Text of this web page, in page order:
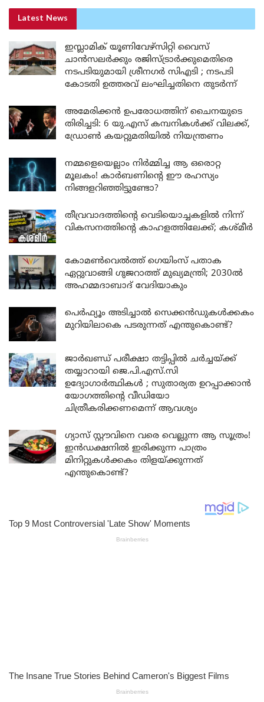
Latest News
ഇസ്ലാമിക് യൂണിവേഴ്സിറ്റി വൈസ്
ചാൻസലർക്കും രജിസ്ട്രാർക്കുമെതിരെ
നടപടിയുമായി ശ്രീനഗർ സിഎടി ; നടപടി
കോടതി ഉത്തരവ് ലംഘിച്ചതിനെ തുടർന്ന്
അമേരിക്കൻ ഉപരോധത്തിന് ചൈനയുടെ
തിരിച്ചടി: 6 യു.എസ് കമ്പനികൾക്ക് വിലക്ക്,
ഡ്രോൺ കയറ്റുമതിയിൽ നിയന്ത്രണം
നമ്മളെയെല്ലാം നിർമ്മിച്ച ആ ഒരൊറ്റ
മൂലകം! കാർബണിന്റെ ഈ രഹസ്യം
നിങ്ങളറിഞ്ഞിട്ടുണ്ടോ?
തീവ്രവാദത്തിന്റെ വെടിയൊച്ചകളിൽ നിന്ന്
വികസനത്തിന്റെ കാഹളത്തിലേക്ക്; കശ്മീർ
കോമൺവെൽത്ത് ഗെയിംസ് പതാക
ഏറ്റുവാങ്ങി ഗുജറാത്ത് മുഖ്യമന്ത്രി; 2030ൽ
അഹമ്മദാബാദ് വേദിയാകും
പെർഫ്യൂം അടിച്ചാൽ സെക്കൻഡുകൾക്കകം
മുറിയിലാകെ പടരുന്നത് എന്തുകൊണ്ട്?
ജാർഖണ്ഡ് പരീക്ഷാ തട്ടിപ്പിൽ ചർച്ചയ്ക്ക്
തയ്യാറായി ജെ.പി.എസ്.സി
ഉദ്യോഗാർത്ഥികൾ ; സുതാര്യത ഉറപ്പാക്കാൻ
യോഗത്തിന്റെ വീഡിയോ
ചിത്രീകരിക്കണമെന്ന് ആവശ്യം
ഗ്യാസ് സ്റ്റൗവിനെ വരെ വെല്ലുന്ന ആ സൂത്രം!
ഇൻഡക്ഷനിൽ ഇരിക്കുന്ന പാത്രം
മിനിറ്റുകൾക്കകം തിളയ്ക്കുന്നത്
എന്തുകൊണ്ട്?